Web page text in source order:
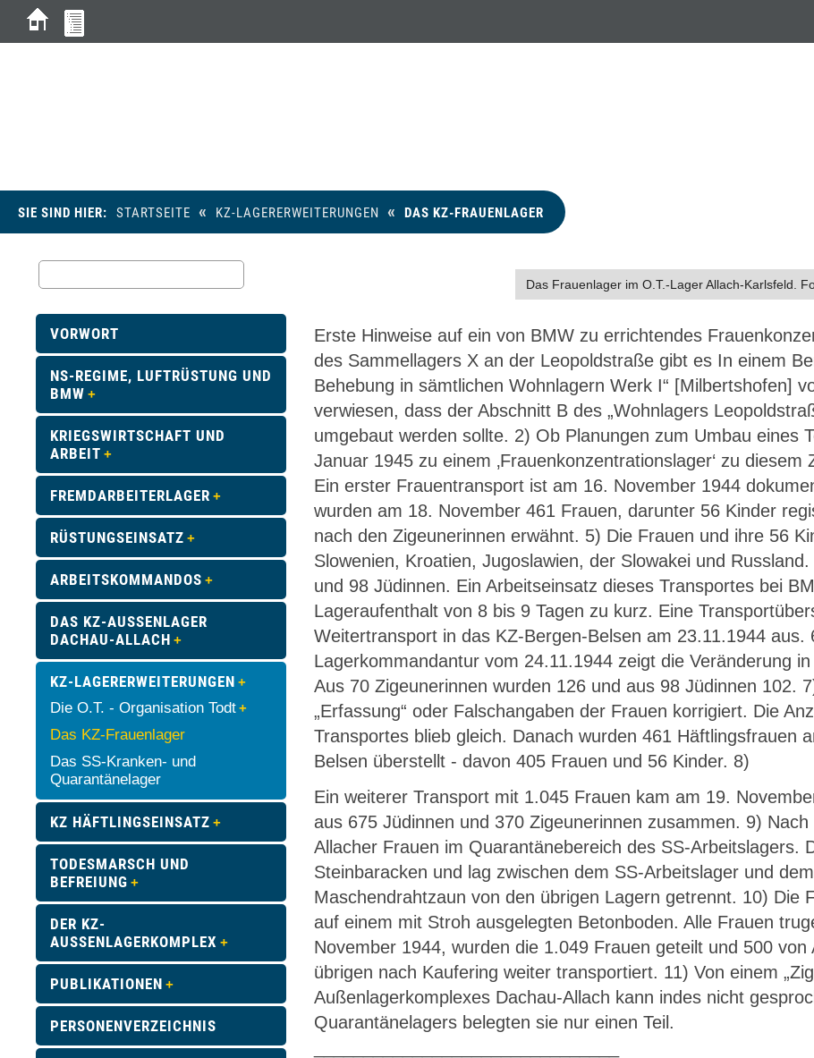
SIE SIND HIER: STARTSEITE « KZ-LAGERERWEITERUNGEN « DAS KZ-FRAUENLAGER
Das Frauenlager im O.T.-Lager Allach-Karlsfeld.
Erste Hinweise auf ein von BMW zu errichtendes
des Sammellagers X an der Leopoldstraße gibt es In einem
Behebung in sämtlichen Wohnlagern Werk I“ [Milbertshofen]
verwiesen, dass der Abschnitt B des „Wohnlagers
umgebaut werden sollte. 2) Ob Planungen zum Umbau eines
Januar 1945 zu einem ‚Frauenkonzentrationslager‘ zu
Ein erster Frauentransport ist am 16. November 1944
wurden am 18. November 461 Frauen, darunter 56 Kinder
nach den Zigeunerinnen erwähnt. 5) Die Frauen und ihre 56
Slowenien, Kroatien, Jugoslawien, der Slowakei und
und 98 Jüdinnen. Ein Arbeitseinsatz dieses Transportes bei
Lageraufenthalt von 8 bis 9 Tagen zu kurz. Eine
Weitertransport in das KZ-Bergen-Belsen am 23.11.1944
Lagerkommandantur vom 24.11.1944 zeigt die Veränderung
Aus 70 Zigeunerinnen wurden 126 und aus 98 Jüdinnen 102.
„Erfassung“ oder Falschangaben der Frauen korrigiert. Die
Transportes blieb gleich. Danach wurden 461 Häftlingsfrauen
Belsen überstellt - davon 405 Frauen und 56 Kinder. 8)
Ein weiterer Transport mit 1.045 Frauen kam am 19.
aus 675 Jüdinnen und 370 Zigeunerinnen zusammen. 9)
Allacher Frauen im Quarantänebereich des SS-Arbeitslagers.
Steinbaracken und lag zwischen dem SS-Arbeitslager und
Maschendrahtzaun von den übrigen Lagern getrennt. 10) Die
auf einem mit Stroh ausgelegten Betonboden. Alle Frauen
November 1944, wurden die 1.049 Frauen geteilt und 500
übrigen nach Kaufering weiter transportiert. 11) Von einem
Außenlagerkomplexes Dachau-Allach kann indes nicht
Quarantänelagers belegten sie nur einen Teil.
VORWORT
NS-REGIME, LUFTRÜSTUNG UND
BMW
KRIEGSWIRTSCHAFT UND
ARBEIT
FREMDARBEITERLAGER
RÜSTUNGSEINSATZ
ARBEITSKOMMANDOS
DAS KZ-AUSSENLAGER D
ACHAU-ALLACH
KZ-LAGERERWEITERUNGEN
Die O.T. - Organisation Todt
Das KZ-Frauenlager
Das SS-Kranken- und
Quarantänelager
KZ HÄFTLINGSEINSATZ
TODESMARSCH UND
BEFREIUNG
DER KZ-
AUSSENLAGERKOMPLEX
PUBLIKATIONEN
PERSONENVERZEICHNIS